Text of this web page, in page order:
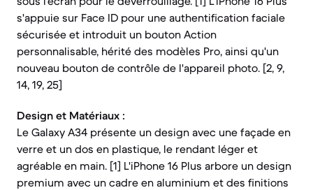
s'appuie sur Face ID pour une authentification faciale
sécurisée et introduit un bouton Action
personnalisable, hérité des modèles Pro, ainsi qu'un
nouveau bouton de contrôle de l'appareil photo. [2, 9,
14, 19, 25]
Design et Matériaux :
Le Galaxy A34 présente un design avec une façade en
verre et un dos en plastique, le rendant léger et
agréable en main. [1] L'iPhone 16 Plus arbore un design
premium avec un cadre en aluminium et des finitions